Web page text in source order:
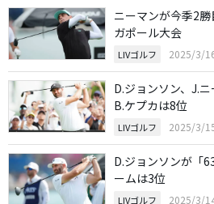
ニーマンが今季2
ガポール大会
LIVゴルフ 2025/3/
D.ジョンソン、J.
B.ケプカは8位
LIVゴルフ 2025/3/
D.ジョンソンが「
ームは3位
LIVゴルフ 2025/3/